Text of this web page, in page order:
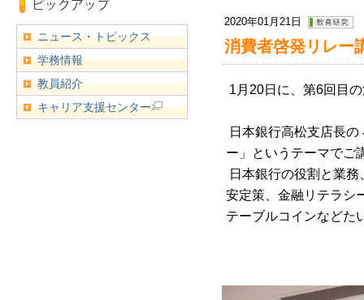
2020年01月21日
消費者啓発リレー
1月20日に、第6回目
日本銀行高松支店長
ー」というテーマでご
日本銀行の役割と業
安定策、金融リテラシ
テーブルコインなどた
ニュース・トピックス
学務情報
教員紹介
キャリア支援センター